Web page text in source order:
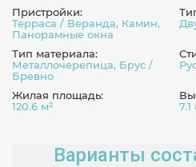
Пристройки:
Терраса / Веранда, Камин,
Панорамные окна
Тип материала:
Металлочерепица, Брус /
Бревно
Жилая площадь:
120.6 м²
7.1
Варианты